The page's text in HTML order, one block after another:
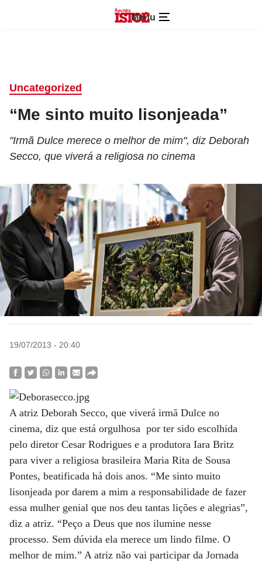
Menu
Uncategorized
“Me sinto muito lisonjeada”
"Irmã Dulce merece o melhor de mim", diz Deborah
Secco, que viverá a religiosa no cinema
19/07/2013 - 20:40
A atriz Deborah Secco, que viverá irmã Dulce no
cinema, diz que está orgulhosa por ter sido escolhida
pelo diretor Cesar Rodrigues e a produtora Iara Britz
para viver a religiosa brasileira Maria Rita de Sousa
Pontes, beatificada há dois anos. “Me sinto muito
lisonjeada por darem a mim a responsabilidade de fazer
essa mulher genial que nos deu tantas lições e alegrias”,
diz a atriz. “Peço a Deus que nos ilumine nesse
processo. Sem dúvida ela merece um lindo filme. O
melhor de mim.” A atriz não vai participar da Jornada